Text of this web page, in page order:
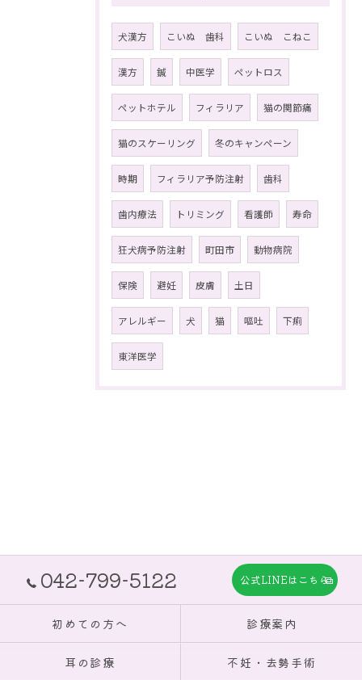
犬漢方 こいぬ 歯科 こいぬ こねこ
漢方 鍼 中医学 ペットロス
ペットホテル フィラリア 猫の関節痛
猫のスケーリング 冬のキャンペーン
時期 フィラリア予防注射 歯科
歯内療法 トリミング 看護師 寿命
狂犬病予防注射 町田市 動物病院
保険 避妊 皮膚 土日
アレルギー 犬 猫 嘔吐 下痢
東洋医学
042-799-5122 公式LINEはこちら
初めての方へ 診療案内
耳の診療 不妊・去勢手術